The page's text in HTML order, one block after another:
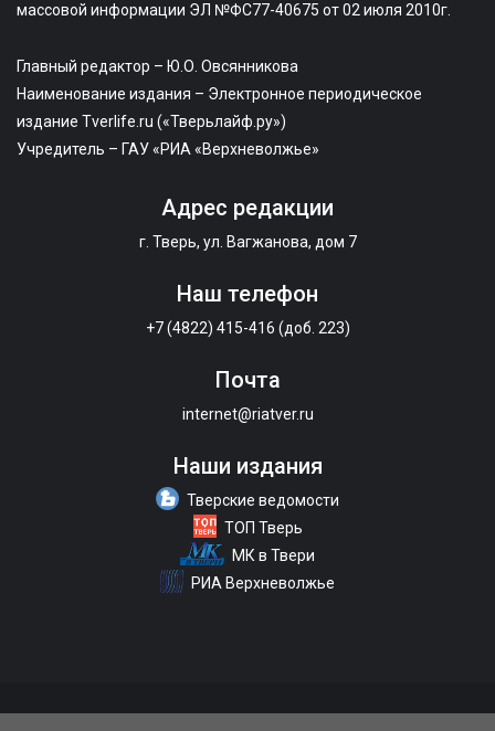
массовой информации ЭЛ №ФС77-40675 от 02 июля 2010г.
Главный редактор – Ю.О. Овсянникова
Наименование издания – Электронное периодическое
издание Tverlife.ru («Тверьлайф.ру»)
Учредитель – ГАУ «РИА «Верхневолжье»
Адрес редакции
г. Тверь, ул. Вагжанова, дом 7
Наш телефон
+7 (4822) 415-416 (доб. 223)
Почта
internet@riatver.ru
Наши издания
Тверские ведомости
ТОП Тверь
МК в Твери
РИА Верхневолжье